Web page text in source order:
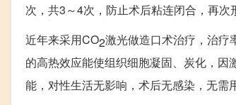
次，共3～4次，防止术后粘连闭合，再次
近年来采用CO2激光做造口术治疗，治疗
的高热效应能使组织细胞凝固、炭化，
能，对性生活无影响，术后无感染，无需